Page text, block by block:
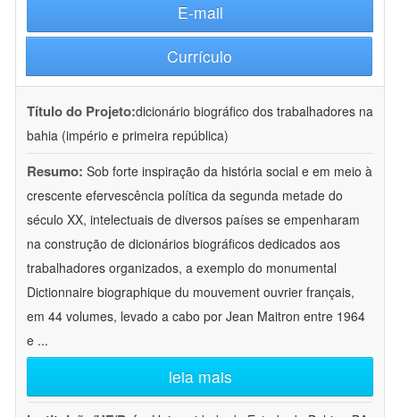
E-mail
Currículo
Título do Projeto:dicionário biográfico dos trabalhadores na
bahia (império e primeira república)
Resumo: Sob forte inspiração da história social e em meio à
crescente efervescência política da segunda metade do
século XX, intelectuais de diversos países se empenharam
na construção de dicionários biográficos dedicados aos
trabalhadores organizados, a exemplo do monumental
Dictionnaire biographique du mouvement ouvrier français,
em 44 volumes, levado a cabo por Jean Maitron entre 1964
e ...
leia mais